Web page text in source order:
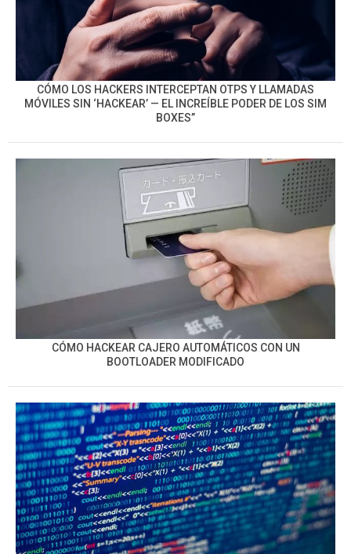
CÓMO LOS HACKERS INTERCEPTAN OTPS Y LLAMADAS
MÓVILES SIN ‘HACKEAR’ — EL INCREÍBLE PODER DE LOS SIM
BOXES”
CÓMO HACKEAR CAJERO AUTOMÁTICOS CON UN
BOOTLOADER MODIFICADO